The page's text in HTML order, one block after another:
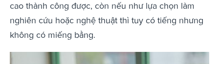
cao thành công được, còn nếu như lựa chọn làm
nghiên cứu hoặc nghệ thuật thì tuy có tiếng nhưng
không có miếng bằng.